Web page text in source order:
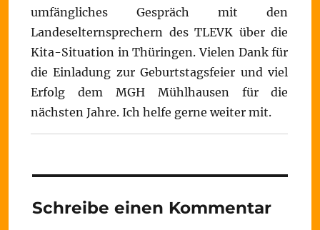
umfängliches Gespräch mit den
Landeselternsprechern des TLEVK über die
Kita-Situation in Thüringen. Vielen Dank für
die Einladung zur Geburtstagsfeier und viel
Erfolg dem MGH Mühlhausen für die
nächsten Jahre. Ich helfe gerne weiter mit.
Schreibe einen Kommentar